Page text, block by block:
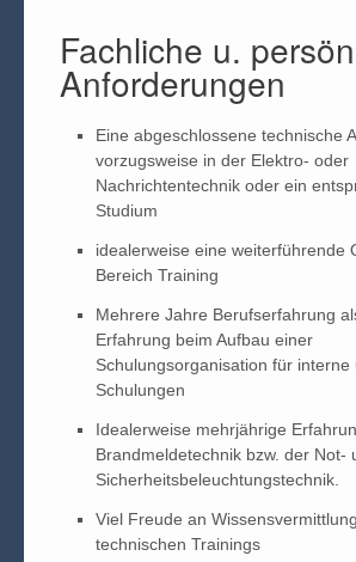
Fachliche u.
Anforderungen
Eine abgeschlossene technische
vorzugsweise in der Elektro- oder
Nachrichtentechnik oder ein
Studium
idealerweise eine weiterführende
Bereich Training
Mehrere Jahre Berufserfahrung
Erfahrung beim Aufbau einer
Schulungsorganisation für interne
Schulungen
Idealerweise mehrjährige
Brandmeldetechnik bzw. der Not-
Sicherheitsbeleuchtungstechnik.
Viel Freude an
technischen Trainings